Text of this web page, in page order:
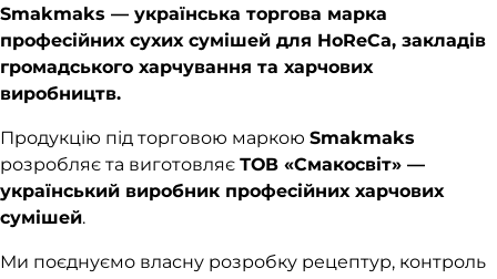
Smakmaks — українська торгова марка
професійних сухих сумішей для HoReCa, закладів
громадського харчування та харчових
виробництв.
Продукцію під торговою маркою Smakmaks
розробляє та виготовляє ТОВ «Смакосвіт» —
український виробник професійних харчових
сумішей.
Ми поєднуємо власну розробку рецептур, контроль